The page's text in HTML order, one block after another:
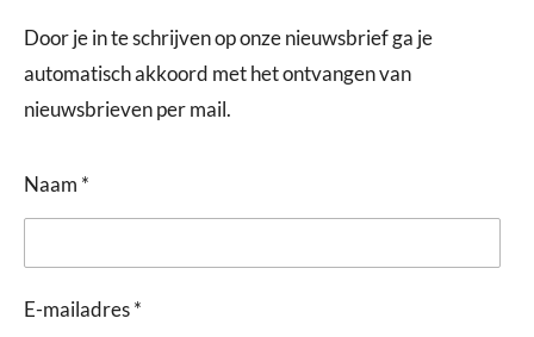
Door je in te schrijven op onze nieuwsbrief ga je
automatisch akkoord met het ontvangen van
nieuwsbrieven per mail.
Naam *
E-mailadres *